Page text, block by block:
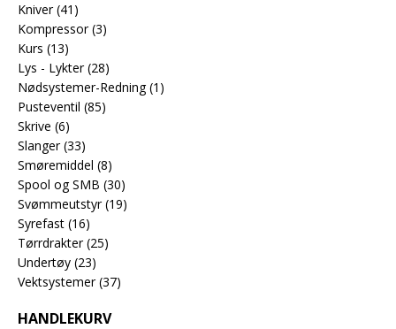
Kniver (41)
Kompressor (3)
Kurs (13)
Lys - Lykter (28)
Nødsystemer-Redning (1)
Pusteventil (85)
Skrive (6)
Slanger (33)
Smøremiddel (8)
Spool og SMB (30)
Svømmeutstyr (19)
Syrefast (16)
Tørrdrakter (25)
Undertøy (23)
Vektsystemer (37)
HANDLEKURV